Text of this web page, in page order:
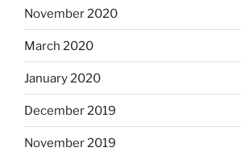
November 2020
March 2020
January 2020
December 2019
November 2019